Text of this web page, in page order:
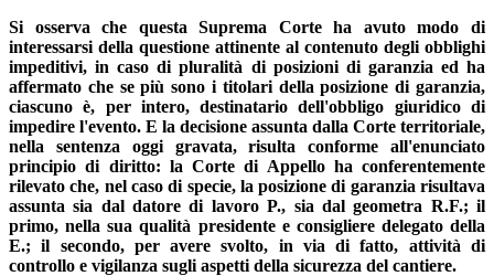
Si osserva che questa Suprema Corte ha avuto modo di
interessarsi della questione attinente al contenuto degli obblighi
impeditivi, in caso di pluralità di posizioni di garanzia ed ha
affermato che se più sono i titolari della posizione di garanzia,
ciascuno è, per intero, destinatario dell'obbligo giuridico di
impedire l'evento. E la decisione assunta dalla Corte territoriale,
nella sentenza oggi gravata, risulta conforme all'enunciato
principio di diritto: la Corte di Appello ha conferentemente
rilevato che, nel caso di specie, la posizione di garanzia risultava
assunta sia dal datore di lavoro P., sia dal geometra R.F.; il
primo, nella sua qualità presidente e consigliere delegato della
E.; il secondo, per avere svolto, in via di fatto, attività di
controllo e vigilanza sugli aspetti della sicurezza del cantiere.